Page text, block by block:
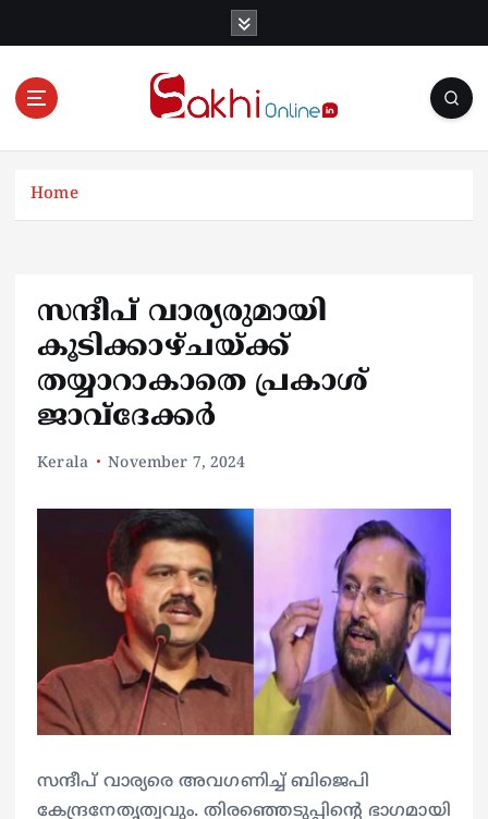
Online News Portal
Home
സന്ദീപ് വാര്യരുമായി
കൂടിക്കാഴ്ചയ്ക്ക്
തയ്യാറാകാതെ പ്രകാശ്
ജാവ്ദേക്കർ
Kerala November 7, 2024
സന്ദീപ് വാര്യരെ അവഗണിച്ച് ബിജെപി
കേന്ദ്രനേതൃത്വവും. തിരഞ്ഞെടുപ്പിന്റെ ഭാഗമായി